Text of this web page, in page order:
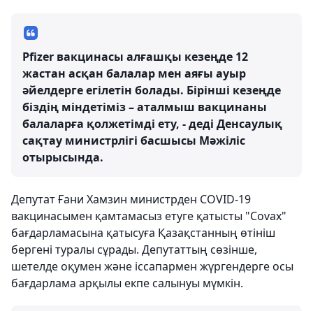
Pfizer вакцинасы алғашқы кезеңде 12
жастан асқан балалар мен аяғы ауыр
әйелдерге егілетін болады. Бірінші кезеңде
біздің міндетіміз – аталмыш вакцинаны
балаларға қолжетімді ету, - деді Денсаулық
сақтау министрлігі басшысы Мәжіліс
отырысында.
Депутат Ғани Хамзин министрден COVID-19
вакцинасымен қамтамасыз етуге қатысты "Covax"
бағдарламасына қатысуға Қазақстанның өтініш
бергені туралы сұрады. Депутаттың сөзінше,
шетелде оқумен және іссапармен жүргендерге осы
бағдарлама арқылы екпе салынуы мүмкін.